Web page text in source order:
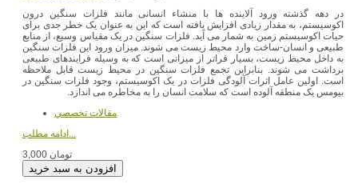
در دهه گذشته ورود آلاینده ها با منشاء انسانی مانند فلزات سنگین درون
اکوسیستم، به مقدار زیادی افزایش یافته است كه این به عنوان یک خطر جدی برای
حیات اکوسیستم زمین به شمار می آید. فلزات سنگین در یک مقیاس وسیع، از منابع
طبیعی و انسان-ساخت وارد محیط زیست می شوند. میزان ورود این فلزات سنگین
به داخل محیط زیست، بسیار فراتر از میزانی است که به وسیله فرایندهای طبیعی
برداشت می شوند. بنابراین تجمع فلزات سنگین در محیط زیست قابل ملاحظه
است. اولین عامل اثرات آلودگی فلزات در یک اکوسیستم، وجود فلزات سنگین در
بیومس یک منطقه آلوده است كه سلامت انسان را به مخاطره می اندازد.
مقالات تخصصي
ادامه مطلب...
3,000 تومان